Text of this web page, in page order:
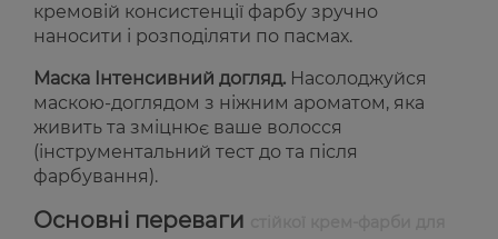
кремовій консистенції фарбу зручно
наносити і розподіляти по пасмах.
Маска Інтенсивний догляд. Насолоджуйся
маскою-доглядом з ніжним ароматом, яка
живить та зміцнює ваше волосся
(інструментальний тест до та після
фарбування).
Основні переваги